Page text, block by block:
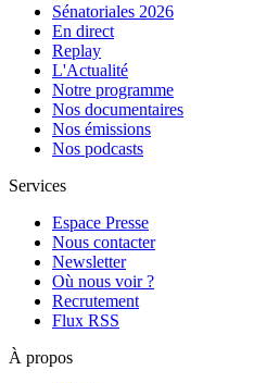
Sénatoriales 2026
En direct
Replay
L'Actualité
Notre programme
Nos documentaires
Nos émissions
Nos podcasts
Services
Espace Presse
Nous contacter
Newsletter
Où nous voir ?
Recrutement
Flux RSS
À propos